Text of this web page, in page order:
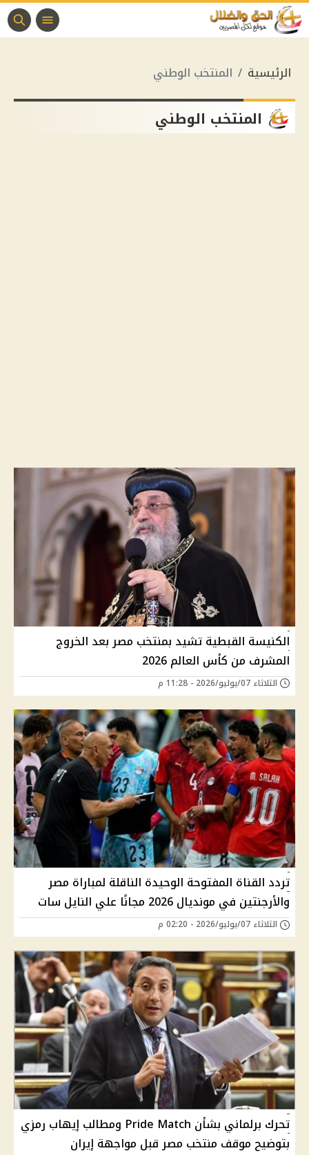
الرئيسية المنتخب الوطني
المنتخب الوطني
الكنيسة القبطية تشيد بمنتخب مصر بعد الخروج
المشرف من كأس العالم 2026
الثلاثاء 07/يوليو/2026 - 11:28 م
تردد القناة المفتوحة الوحيدة الناقلة لمباراة مصر
والأرجنتين في مونديال 2026 مجانًا علي النايل سات
الثلاثاء 07/يوليو/2026 - 02:20 م
تحرك برلماني بشأن Pride Match ومطالب إيهاب رمزي
بتوضيح موقف منتخب مصر قبل مواجهة إيران